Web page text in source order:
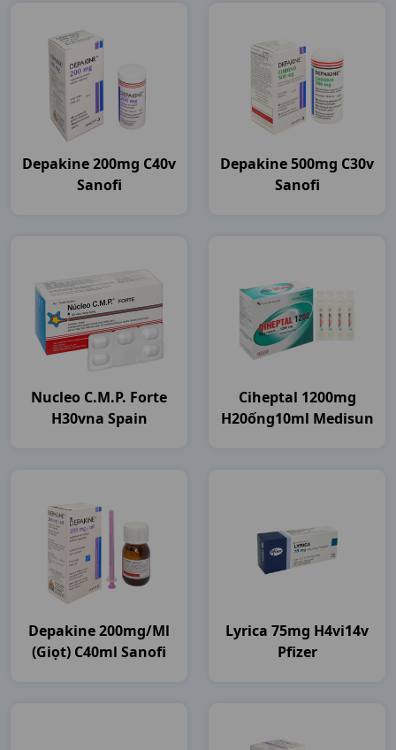
Depakine 200mg C40v
Sanofi
Depakine 500mg C30v
Sanofi
Nucleo C.m.p. Forte
H30vna Spain
Ciheptal 1200mg
H20ống10ml Medisun
Depakine 200mg/ml
(giọt) C40ml Sanofi
Lyrica 75mg H4vi14v
Pfizer